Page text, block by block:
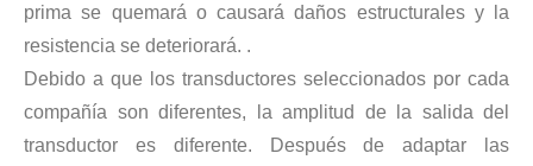
prima se quemará o causará daños estructurales y la
resistencia se deteriorará. .
Debido a que los transductores seleccionados por cada
compañía son diferentes, la amplitud de la salida del
transductor es diferente. Después de adaptar las